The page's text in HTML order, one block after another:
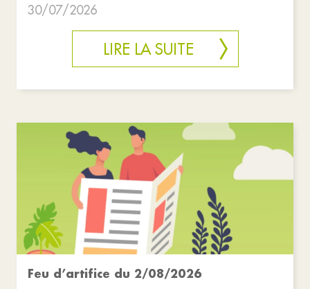
30/07/2026
LIRE LA SUITE
Feu d’artifice du 2/08/2026